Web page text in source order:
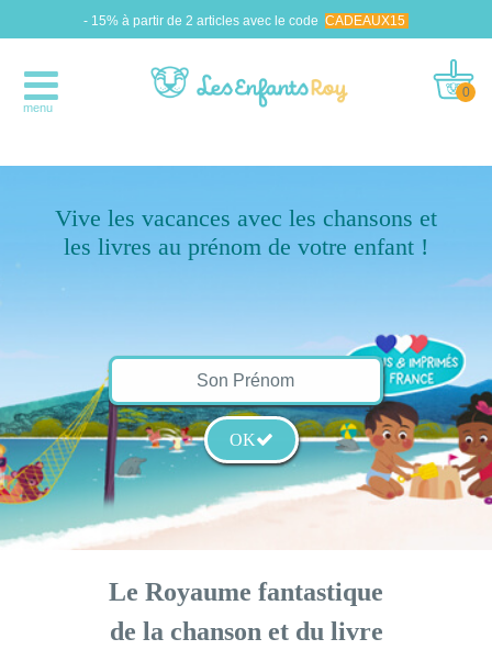
- 15% à partir de 2 articles avec le code CADEAUX15
menu
0
Vive les vacances avec les chansons et
les livres au prénom de votre enfant !
OK
Le Royaume fantastique
de la chanson et du livre